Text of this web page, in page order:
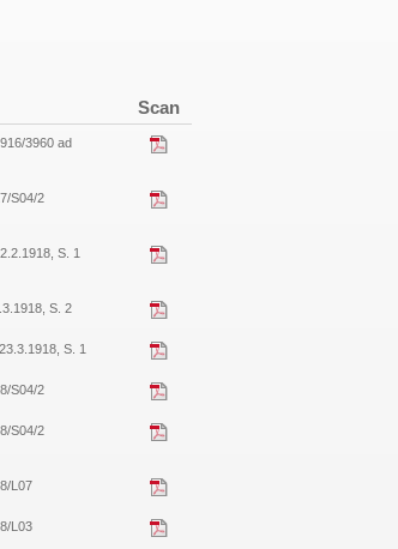
Scan
3960 ad
S04/2
S. 1
S. 2
S. 1
S04/2
S04/2
L07
L03